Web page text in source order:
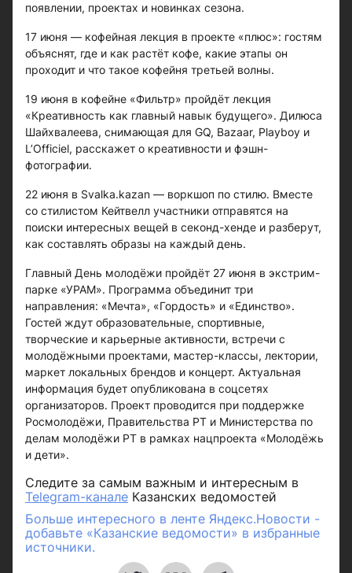
появлении, проектах и новинках сезона.
17 июня — кофейная лекция в проекте «плюс»: гостям
объяснят, где и как растёт кофе, какие этапы он
проходит и что такое кофейня третьей волны.
19 июня в кофейне «Фильтр» пройдёт лекция
«Креативность как главный навык будущего». Дилюса
Шайхвалеева, снимающая для GQ, Bazaar, Playboy и
L’Officiel, расскажет о креативности и фэшн-
фотографии.
22 июня в Svalka.kazan — воркшоп по стилю. Вместе
со стилистом Кейтвелл участники отправятся на
поиски интересных вещей в секонд-хенде и разберут,
как составлять образы на каждый день.
Главный День молодёжи пройдёт 27 июня в экстрим-
парке «УРАМ». Программа объединит три
направления: «Мечта», «Гордость» и «Единство».
Гостей ждут образовательные, спортивные,
творческие и карьерные активности, встречи с
молодёжными проектами, мастер-классы, лектории,
маркет локальных брендов и концерт. Актуальная
информация будет опубликована в соцсетях
организаторов. Проект проводится при поддержке
Росмолодёжи, Правительства РТ и Министерства по
делам молодёжи РТ в рамках нацпроекта «Молодёжь
и дети».
Следите за самым важным и интересным в
Telegram-канале Казанских ведомостей
Больше интересного в ленте Яндекс.Новости -
добавьте «Казанские ведомости» в избранные
источники.